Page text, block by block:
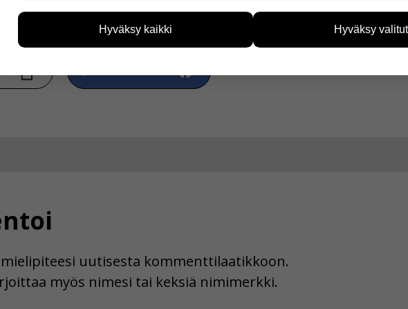
uutisesta kommenttilaatikkoon.
myös nimesi tai keksiä nimimerkki.
voimme kehittää sivustoamme vastaamaan paremmin käyttäjien tarpeita.
esimerkiksi kävijämääristä ja siitä, mitä sivuja käytetään ja miten sivuilla
kuitenkaan kerää henkilötietoja kuten nimiä, eikä tietoja voi yhdistää
Hyväksy kaikki Hyväksy valitut